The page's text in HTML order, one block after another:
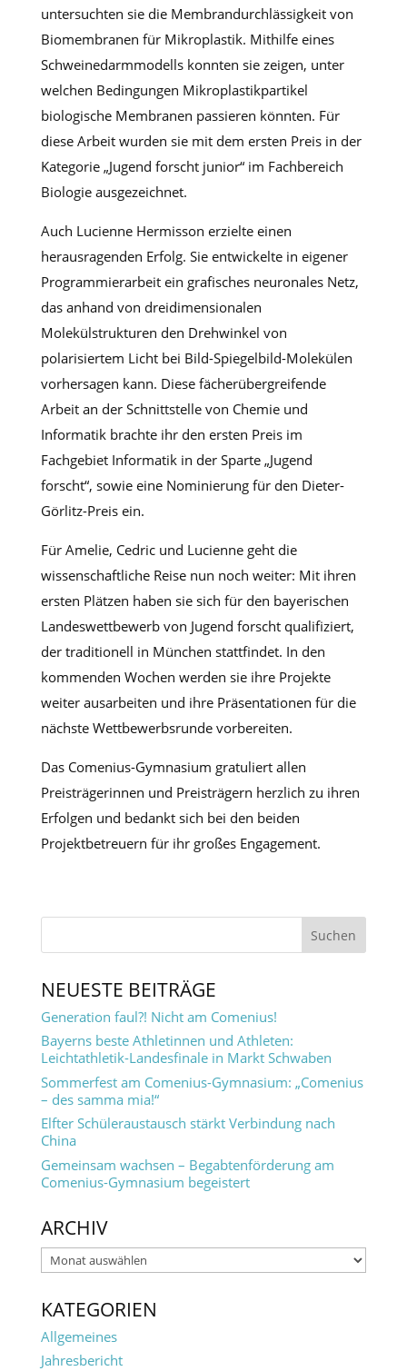
untersuchten sie die Membrandurchlässigkeit von
Biomembranen für Mikroplastik. Mithilfe eines
Schweinedarmmodells konnten sie zeigen, unter
welchen Bedingungen Mikroplastikpartikel
biologische Membranen passieren könnten. Für
diese Arbeit wurden sie mit dem ersten Preis in der
Kategorie „Jugend forscht junior“ im Fachbereich
Biologie ausgezeichnet.
Auch Lucienne Hermisson erzielte einen
herausragenden Erfolg. Sie entwickelte in eigener
Programmierarbeit ein grafisches neuronales Netz,
das anhand von dreidimensionalen
Molekülstrukturen den Drehwinkel von
polarisiertem Licht bei Bild-Spiegelbild-Molekülen
vorhersagen kann. Diese fächerübergreifende
Arbeit an der Schnittstelle von Chemie und
Informatik brachte ihr den ersten Preis im
Fachgebiet Informatik in der Sparte „Jugend
forscht“, sowie eine Nominierung für den Dieter-
Görlitz-Preis ein.
Für Amelie, Cedric und Lucienne geht die
wissenschaftliche Reise nun noch weiter: Mit ihren
ersten Plätzen haben sie sich für den bayerischen
Landeswettbewerb von Jugend forscht qualifiziert,
der traditionell in München stattfindet. In den
kommenden Wochen werden sie ihre Projekte
weiter ausarbeiten und ihre Präsentationen für die
nächste Wettbewerbsrunde vorbereiten.
Das Comenius-Gymnasium gratuliert allen
Preisträgerinnen und Preisträgern herzlich zu ihren
Erfolgen und bedankt sich bei den beiden
Projektbetreuern für ihr großes Engagement.
NEUESTE BEITRÄGE
Generation faul?! Nicht am Comenius!
Bayerns beste Athletinnen und Athleten:
Leichtathletik-Landesfinale in Markt Schwaben
Sommerfest am Comenius-Gymnasium: „Comenius
– des samma mia!“
Elfter Schüleraustausch stärkt Verbindung nach
China
Gemeinsam wachsen – Begabtenförderung am
Comenius-Gymnasium begeistert
ARCHIV
Archiv
KATEGORIEN
Allgemeines
Jahresbericht